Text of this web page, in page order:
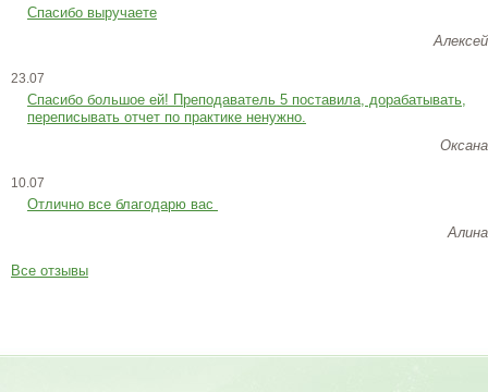
Спасибо выручаете
Алексей
23.07
Cпасибо большое ей! Преподаватель 5 поставила, дорабатывать,
переписывать отчет по практике ненужно.
Оксана
10.07
Отлично все благодарю вас
Алина
Все отзывы